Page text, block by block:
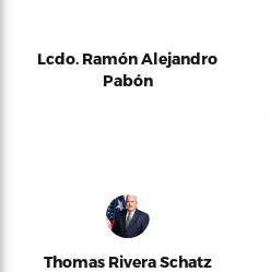
Lcdo. Ramón Alejandro
Pabón
Thomas Rivera Schatz